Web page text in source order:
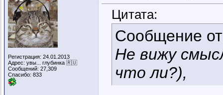
Регистрация: 24.01.2013
Адрес: увы... глубинка 🇷🇺
Сообщений: 27,309
Спасибо: 833
Цитата:
Сообщение
Не вижу
что ли?),